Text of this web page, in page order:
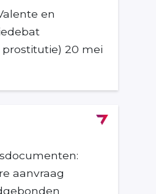
en
20 mei
aanvraag